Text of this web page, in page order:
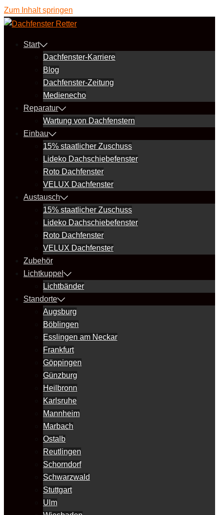
Zum Inhalt springen
Start
Dachfenster-Karriere
Blog
Dachfenster-Zeitung
Medienecho
Reparatur
Wartung von Dachfenstern
Einbau
15% staatlicher Zuschuss
Lideko Dachschiebefenster
Roto Dachfenster
VELUX Dachfenster
Austausch
15% staatlicher Zuschuss
Lideko Dachschiebefenster
Roto Dachfenster
VELUX Dachfenster
Zubehör
Lichtkuppel
Lichtbänder
Standorte
Augsburg
Böblingen
Esslingen am Neckar
Frankfurt
Göppingen
Günzburg
Heilbronn
Karlsruhe
Mannheim
Marbach
Ostalb
Reutlingen
Schorndorf
Schwarzwald
Stuttgart
Ulm